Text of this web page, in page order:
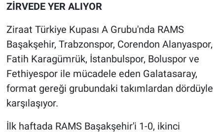
ZİRVEDE YER ALIYOR
Ziraat Türkiye Kupası A Grubu'nda RAMS
Başakşehir, Trabzonspor, Corendon Alanyaspor,
Fatih Karagümrük, İstanbulspor, Boluspor ve
Fethiyespor ile mücadele eden Galatasaray,
format gereği grubundaki takımlardan dördüyle
karşılaşıyor.
İlk haftada RAMS Başakşehir'i 1-0, ikinci